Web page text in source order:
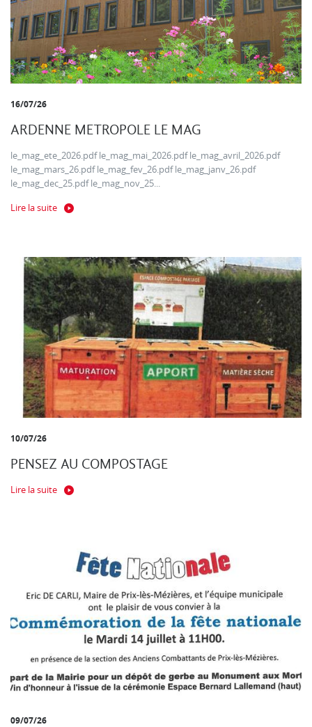
16/07/26
ARDENNE METROPOLE LE MAG
le_mag_ete_2026.pdf le_mag_mai_2026.pdf le_mag_avril_2026.pdf
le_mag_mars_26.pdf le_mag_fev_26.pdf le_mag_janv_26.pdf
le_mag_dec_25.pdf le_mag_nov_25...
Lire la suite
10/07/26
PENSEZ AU COMPOSTAGE
Lire la suite
09/07/26